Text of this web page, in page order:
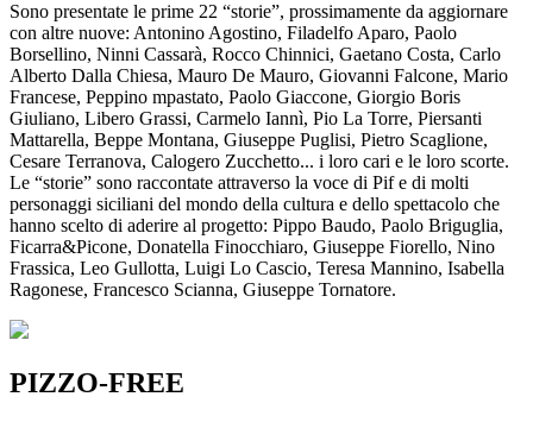
Sono presentate le prime 22 “storie”, prossimamente da aggiornare
con altre nuove: Antonino Agostino, Filadelfo Aparo, Paolo
Borsellino, Ninni Cassarà, Rocco Chinnici, Gaetano Costa, Carlo
Alberto Dalla Chiesa, Mauro De Mauro, Giovanni Falcone, Mario
Francese, Peppino mpastato, Paolo Giaccone, Giorgio Boris
Giuliano, Libero Grassi, Carmelo Iannì, Pio La Torre, Piersanti
Mattarella, Beppe Montana, Giuseppe Puglisi, Pietro Scaglione,
Cesare Terranova, Calogero Zucchetto... i loro cari e le loro scorte.
Le “storie” sono raccontate attraverso la voce di Pif e di molti
personaggi siciliani del mondo della cultura e dello spettacolo che
hanno scelto di aderire al progetto: Pippo Baudo, Paolo Briguglia,
Ficarra&Picone, Donatella Finocchiaro, Giuseppe Fiorello, Nino
Frassica, Leo Gullotta, Luigi Lo Cascio, Teresa Mannino, Isabella
Ragonese, Francesco Scianna, Giuseppe Tornatore.
PIZZO-FREE